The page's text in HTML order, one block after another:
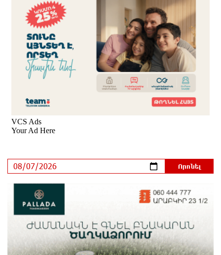
Ամենայն Հայոց Կաթողիկոսին
2 ժամ առաջ
«Արտ Լանչ»-ն արդեն Միացյալ Նահանգներում է․
նոր մասնաճյուղ Լոս Անջելեսում
մեկ ժամ առաջ
հանդիպումից հետո տարածված
29800 քառակուսի կիլոմետր է. Դավիթ Ղազինյան
Փաշազադեն և Փաշինյանն ընդդեմ Հայ
Առաքելական Սուրբ Եկեղեցու
Բարձր տեխնոլոգիաները զարգանում են
հանքարդյունաբերության շնորհիվ․ ԶՊՄԿ
մեկ ժամ առաջ